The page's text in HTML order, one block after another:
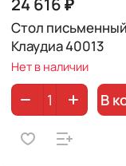
Стол письменный
Клаудиа 40013
Нет в наличии
В